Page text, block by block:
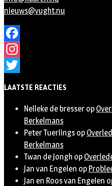
nieuws@vught.nu
Facebook
Instagram
LAATSTE REACTIES
Nelleke de bresser op
Berkelmans
Peter Tuerlings op
Berkelmans
Twan de Jongh op
Jan van Engelen op
Jan en Roos van Engelen